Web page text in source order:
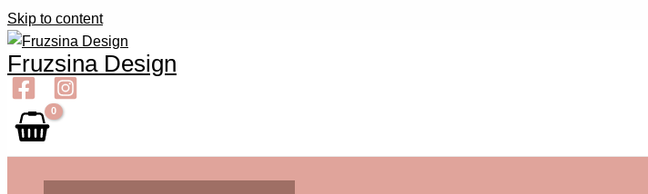
Skip to content
Fruzsina Design